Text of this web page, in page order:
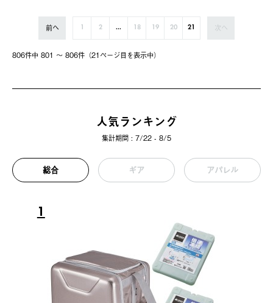
806件中 801 〜 806件（21ページ⽬を表⽰中）
前へ 1 2 ... 18 19 20 21 次へ
人気ランキング
集計期間 : 7/22 - 8/5
総合 ギア アパレル
1